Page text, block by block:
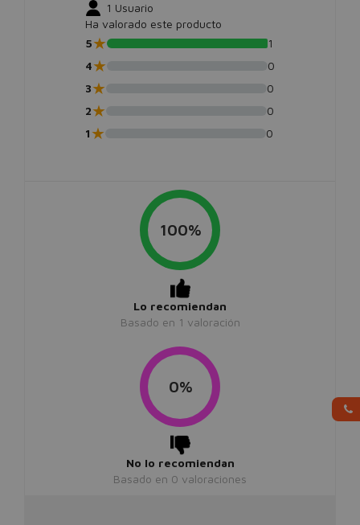
1 Usuario
Ha valorado este producto
5★
1
4★
0
3★
0
2★
0
1★ 0
100%
Lo recomiendan
Basado en 1 valoración
0%
No lo recomiendan
Basado en 0 valoraciones